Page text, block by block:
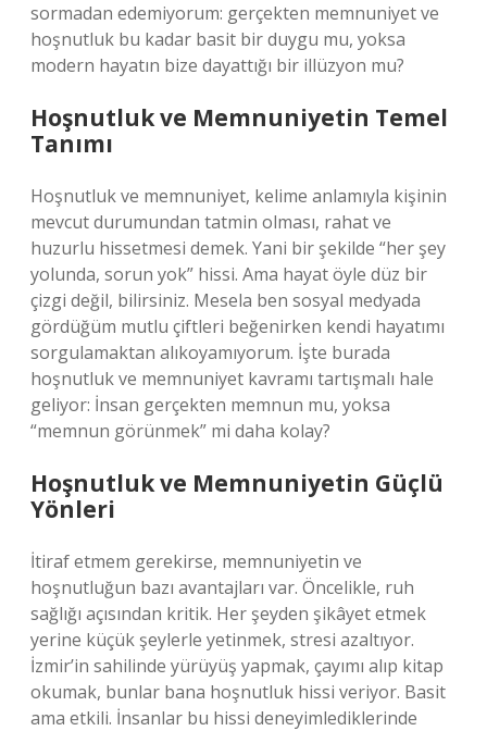
sormadan edemiyorum: gerçekten memnuniyet ve
hoşnutluk bu kadar basit bir duygu mu, yoksa
modern hayatın bize dayattığı bir illüzyon mu?
Hoşnutluk ve Memnuniyetin Temel
Tanımı
Hoşnutluk ve memnuniyet, kelime anlamıyla kişinin
mevcut durumundan tatmin olması, rahat ve
huzurlu hissetmesi demek. Yani bir şekilde “her şey
yolunda, sorun yok” hissi. Ama hayat öyle düz bir
çizgi değil, bilirsiniz. Mesela ben sosyal medyada
gördüğüm mutlu çiftleri beğenirken kendi hayatımı
sorgulamaktan alıkoyamıyorum. İşte burada
hoşnutluk ve memnuniyet kavramı tartışmalı hale
geliyor: İnsan gerçekten memnun mu, yoksa
“memnun görünmek” mi daha kolay?
Hoşnutluk ve Memnuniyetin Güçlü
Yönleri
İtiraf etmem gerekirse, memnuniyetin ve
hoşnutluğun bazı avantajları var. Öncelikle, ruh
sağlığı açısından kritik. Her şeyden şikâyet etmek
yerine küçük şeylerle yetinmek, stresi azaltıyor.
İzmir’in sahilinde yürüyüş yapmak, çayımı alıp kitap
okumak, bunlar bana hoşnutluk hissi veriyor. Basit
ama etkili. İnsanlar bu hissi deneyimlediklerinde